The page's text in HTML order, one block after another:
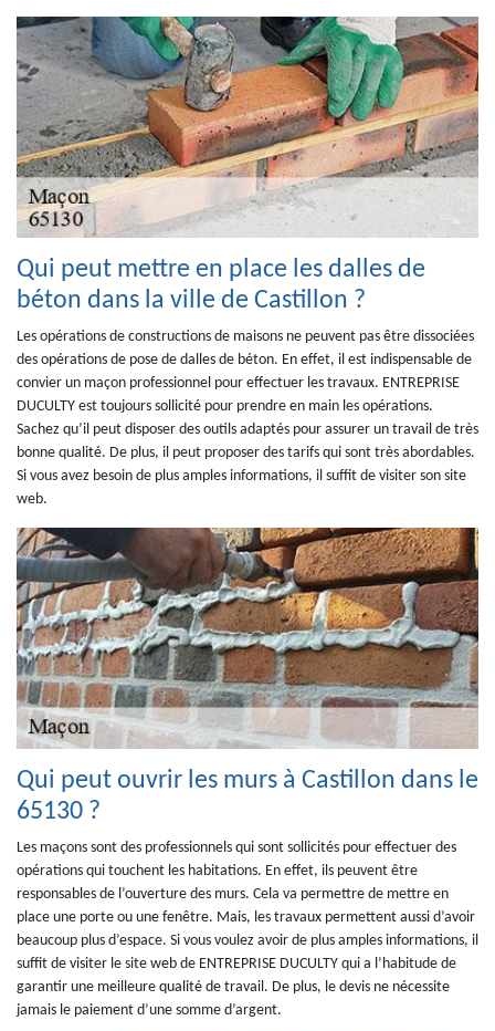
Qui peut mettre en place les dalles de
béton dans la ville de Castillon ?
Les opérations de constructions de maisons ne peuvent pas être dissociées
des opérations de pose de dalles de béton. En effet, il est indispensable de
convier un maçon professionnel pour effectuer les travaux. ENTREPRISE
DUCULTY est toujours sollicité pour prendre en main les opérations.
Sachez qu’il peut disposer des outils adaptés pour assurer un travail de très
bonne qualité. De plus, il peut proposer des tarifs qui sont très abordables.
Si vous avez besoin de plus amples informations, il suffit de visiter son site
web.
Qui peut ouvrir les murs à Castillon dans le
65130 ?
Les maçons sont des professionnels qui sont sollicités pour effectuer des
opérations qui touchent les habitations. En effet, ils peuvent être
responsables de l’ouverture des murs. Cela va permettre de mettre en
place une porte ou une fenêtre. Mais, les travaux permettent aussi d’avoir
beaucoup plus d’espace. Si vous voulez avoir de plus amples informations, il
suffit de visiter le site web de ENTREPRISE DUCULTY qui a l’habitude de
garantir une meilleure qualité de travail. De plus, le devis ne nécessite
jamais le paiement d’une somme d’argent.